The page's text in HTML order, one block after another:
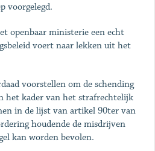
voorgelegd.
openbaar ministerie een echt
voert naar lekken uit het
voorstellen om de schending
het kader van het strafrechtelijk
in de lijst van artikel 90ter van
houdende de misdrijven
kan worden bevolen.